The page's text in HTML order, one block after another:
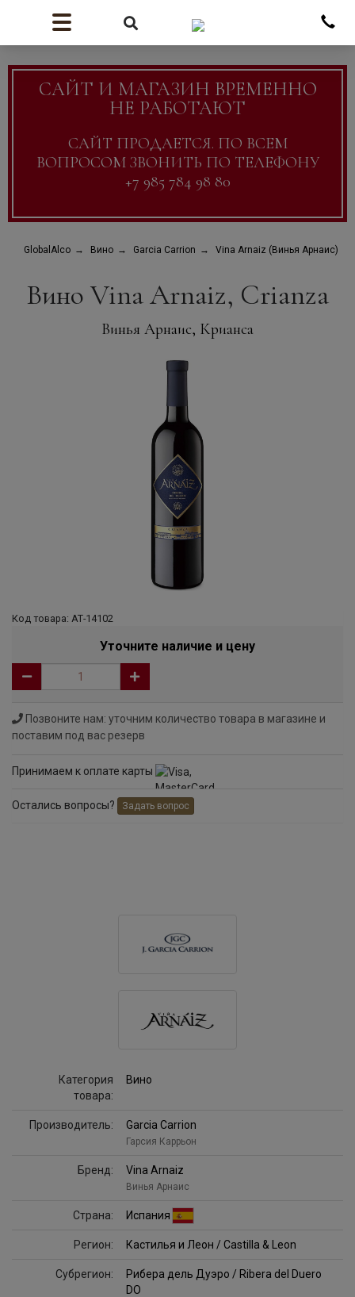
САЙТ И МАГАЗИН ВРЕМЕННО
НЕ РАБОТАЮТ
САЙТ ПРОДАЕТСЯ. ПО ВСЕМ
ВОПРОСОМ ЗВОНИТЬ ПО ТЕЛЕФОНУ
+7 985 784 98 80
GlobalAlco Вино Garcia Carrion Vina Arnaiz (Винья Арнаис)
Вино Vina Arnaiz, Crianza
Винья Арнаис, Крианса
Код товара: АТ-14102
Уточните наличие и цену
Позвоните нам: уточним количество товара в магазине и
поставим под вас резерв
Принимаем к оплате карты
Остались вопросы? Задать вопрос
Категория
товара:
Вино
Производитель: Garcia Carrion
Гарсия Каррьон
Бренд: Vina Arnaiz
Винья Арнаис
Страна: Испания
Регион: Кастилья и Леон / Castilla & Leon
Субрегион:
Рибера дель Дуэро / Ribera del Duero
DO